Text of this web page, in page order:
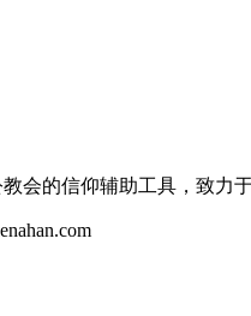
会的信仰辅助工具，致力